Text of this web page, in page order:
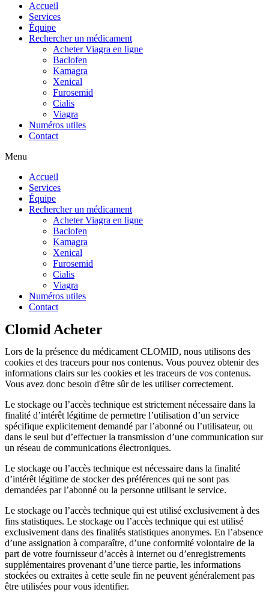
Accueil
Services
Équipe
Rechercher un médicament
Acheter Viagra en ligne
Baclofen
Kamagra
Xenical
Furosemid
Cialis
Viagra
Numéros utiles
Contact
Menu
Accueil
Services
Équipe
Rechercher un médicament
Acheter Viagra en ligne
Baclofen
Kamagra
Xenical
Furosemid
Cialis
Viagra
Numéros utiles
Contact
Clomid Acheter
Lors de la présence du médicament CLOMID, nous utilisons des
cookies et des traceurs pour nos contenus. Vous pouvez obtenir des
informations clairs sur les cookies et les traceurs de vos contenus.
Vous avez donc besoin d'être sûr de les utiliser correctement.
Le stockage ou l’accès technique est strictement nécessaire dans la
finalité d’intérêt légitime de permettre l’utilisation d’un service
spécifique explicitement demandé par l’abonné ou l’utilisateur, ou
dans le seul but d’effectuer la transmission d’une communication sur
un réseau de communications électroniques.
Le stockage ou l’accès technique est nécessaire dans la finalité
d’intérêt légitime de stocker des préférences qui ne sont pas
demandées par l’abonné ou la personne utilisant le service.
Le stockage ou l’accès technique qui est utilisé exclusivement à des
fins statistiques. Le stockage ou l’accès technique qui est utilisé
exclusivement dans des finalités statistiques anonymes. En l’absence
d’une assignation à comparaître, d’une conformité volontaire de la
part de votre fournisseur d’accès à internet ou d’enregistrements
supplémentaires provenant d’une tierce partie, les informations
stockées ou extraites à cette seule fin ne peuvent généralement pas
être utilisées pour vous identifier.